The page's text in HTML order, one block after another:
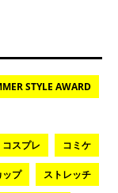
STYLE AWARD
コスプレ コミケ
ップ ストレッチ